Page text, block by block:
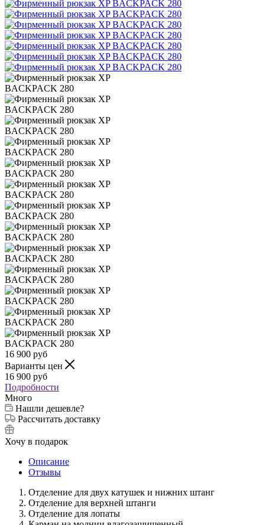
16 900 руб
Варианты цен
16 900 руб
Подробности
Много
Нашли дешевле?
Рассчитать доставку
Хочу в подарок
Описание
Отзывы
Отделение для двух катушек и нижних штанг
Отделение для верхней штанги
Отделение для лопаты